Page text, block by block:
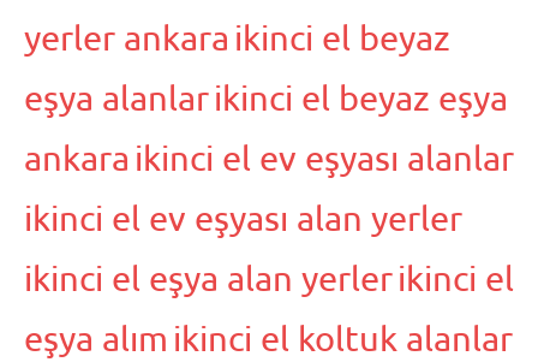
yerler ankara ikinci el beyaz
eşya alanlarikinci el beyaz eşya
ankara ikinci el ev eşyası alanlar
ikinci el ev eşyası alan yerler
ikinci el eşya alan yerlerikinci el
eşya alım ikinci el koltuk alanlar